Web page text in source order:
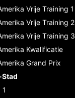
Vrije Training 1
Vrije Training 2
Vrije Training 3
Kwalificatie
Grand Prix